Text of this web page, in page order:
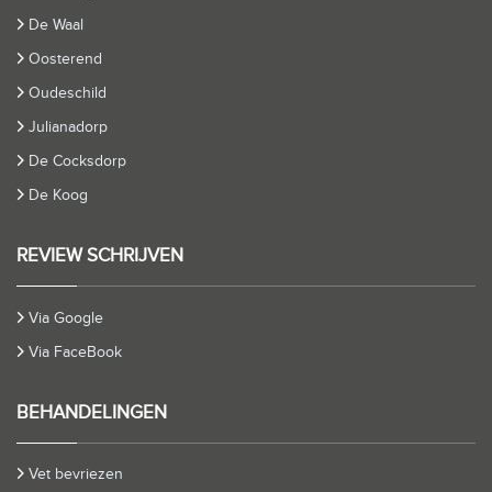
De Waal
Oosterend
Oudeschild
Julianadorp
De Cocksdorp
De Koog
REVIEW SCHRIJVEN
Via Google
Via FaceBook
BEHANDELINGEN
Vet bevriezen